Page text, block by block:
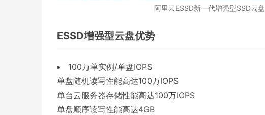
阿里云ESSD新一代增强型SSD云盘
ESSD增强型云盘优势
100万单实例/单盘IOPS
单盘随机读写性能高达100万IOPS
单台云服务器存储性能高达100万IOPS
单盘顺序读写性能高达4GB